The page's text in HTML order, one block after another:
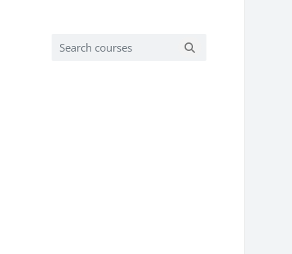
Search courses